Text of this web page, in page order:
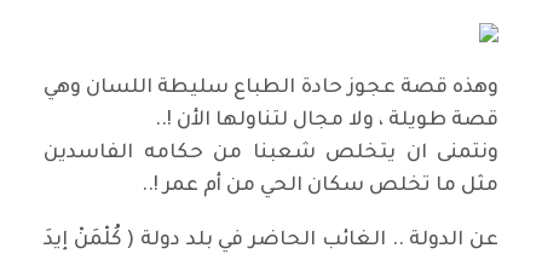
وهذه قصة عجوز حادة الطباع سليطة اللسان وهي
قصة طويلة ، ولا مجال لتناولها الأن !..
ونتمنى ان يتخلص شعبنا من حكامه الفاسدين
مثل ما تخلص سكان الحي من أم عمر !..
عن الدولة .. الغائب الحاضر في بلد دولة ( كُلْمَنْ إيدَ